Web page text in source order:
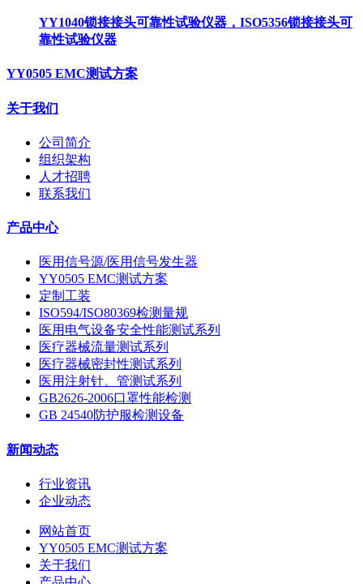
YY1040锁接接头可靠性试验仪器，ISO5356锁接接头可
靠性试验仪器
YY0505 EMC测试方案
关于我们
公司简介
组织架构
人才招聘
联系我们
产品中心
医用信号源/医用信号发生器
YY0505 EMC测试方案
定制工装
ISO594/ISO80369检测量规
医用电气设备安全性能测试系列
医疗器械流量测试系列
医疗器械密封性测试系列
医用注射针、管测试系列
GB2626-2006口罩性能检测
GB 24540防护服检测设备
新闻动态
行业资讯
企业动态
网站首页
YY0505 EMC测试方案
关于我们